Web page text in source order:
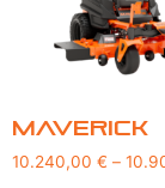
Maverick
10.240,00 € –